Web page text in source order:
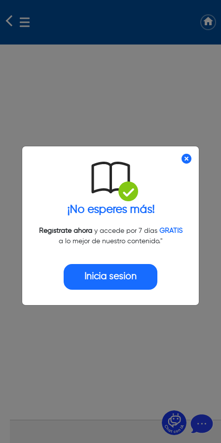
¡No esperes más!
Regístrate ahoray accede por 7 días GRATIS
a lo mejor de nuestro contenido."
Inicia sesión